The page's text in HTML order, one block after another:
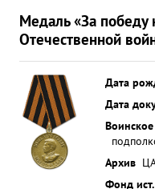
Медаль «За победу
Отечественной
Дата
Дата
Архив
Фонд